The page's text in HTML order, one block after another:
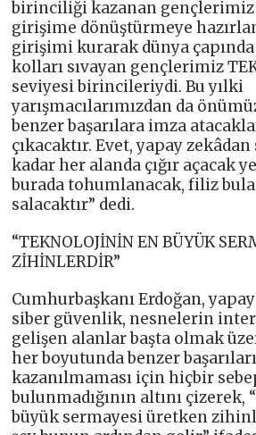
birinciliği kazanan gençlerimiz
girişime dönüştürmeye
girişimi kurarak dünya
kolları sıvayan gençlerimiz
seviyesi birincileriydi. Bu yılki
yarışmacılarımızdan da
benzer başarılara imza
çıkacaktır. Evet, yapay
kadar her alanda çığır açacak
burada tohumlanacak, filiz
salacaktır” dedi.
“TEKNOLOJİNİN EN BÜYÜK
ZİHİNLERDİR”
Cumhurbaşkanı Erdoğan,
siber güvenlik, nesnelerin
gelişen alanlar başta olmak
her boyutunda benzer
kazanılmaması için hiçbir
bulunmadığının altını
büyük sermayesi üretken